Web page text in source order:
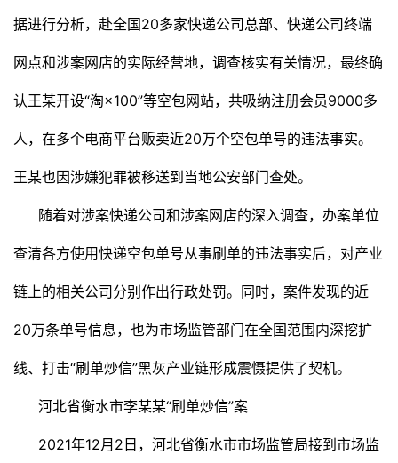
据进行分析，赴全国20多家快递公司总部、快递公司终端
网点和涉案网店的实际经营地，调查核实有关情况，最终确
认王某开设“淘×100”等空包网站，共吸纳注册会员9000多
人，在多个电商平台贩卖近20万个空包单号的违法事实。
王某也因涉嫌犯罪被移送到当地公安部门查处。
随着对涉案快递公司和涉案网店的深入调查，办案单位
查清各方使用快递空包单号从事刷单的违法事实后，对产业
链上的相关公司分别作出行政处罚。同时，案件发现的近
20万条单号信息，也为市场监管部门在全国范围内深挖扩
线、打击“刷单炒信”黑灰产业链形成震慑提供了契机。
河北省衡水市李某某“刷单炒信”案
2021年12月2日，河北省衡水市市场监管局接到市场监